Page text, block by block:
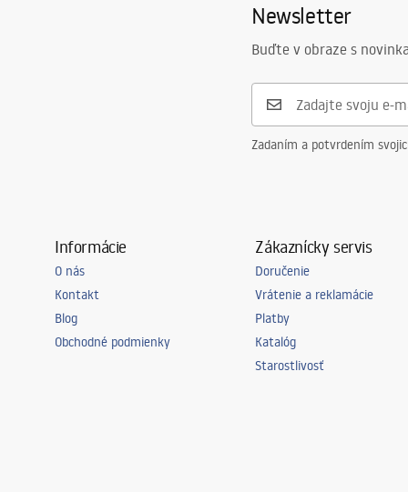
Newsletter
Buďte v obraze s
Zadaním a potvrdením
Informácie
O nás
Kontakt
Blog
Obchodné podmienky
Zákaznícky servis
Doručenie
Vrátenie a reklamácie
Platby
Katalóg
Starostlivosť